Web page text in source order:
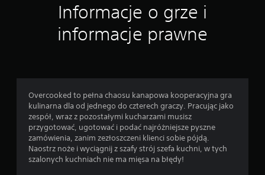
n
Informacje o grze i
informacje prawne
Overcooked to pełna chaosu kanapowa kooperacyjna gra
kulinarna dla od jednego do czterech graczy. Pracując jako
zespół, wraz z pozostałymi kucharzami musisz
przygotować, ugotować i podać najróżniejsze pyszne
zamówienia, zanim zezłoszczeni klienci sobie pójdą.
Naostrz noże i wyciągnij z szafy strój szefa kuchni, w tych
szalonych kuchniach nie ma mięsa na błędy!